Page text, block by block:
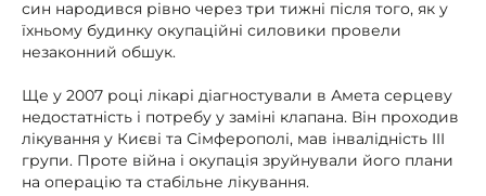
син народився рівно через три тижні після того, як у
їхньому будинку окупаційні силовики провели
незаконний обшук.
Ще у 2007 році лікарі діагностували в Амета серцеву
недостатність і потребу у заміні клапана. Він проходив
лікування у Києві та Сімферополі, мав інвалідність III
групи. Проте війна і окупація зруйнували його плани
на операцію та стабільне лікування.